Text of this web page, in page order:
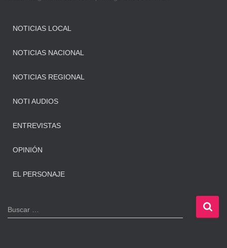
NOTICIAS LOCAL
NOTICIAS NACIONAL
NOTICIAS REGIONAL
NOTI AUDIOS
ENTREVISTAS
OPINIÓN
EL PERSONAJE
B
u
Buscar …